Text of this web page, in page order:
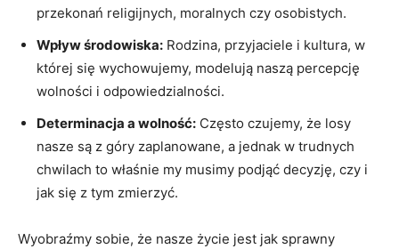
przekonań religijnych, moralnych czy osobistych.
Wpływ środowiska: Rodzina, przyjaciele i kultura, w
której się⁤ wychowujemy, modelują naszą percepcję
wolności i ⁣odpowiedzialności.
Determinacja a⁤ wolność: Często czujemy, że ⁣losy
nasze są z góry zaplanowane, a jednak w ‍trudnych
chwilach to właśnie ⁢my musimy podjąć decyzję, czy i
‌jak się ‍z tym zmierzyć.
Wyobraźmy sobie, ⁢że ‌nasze życie ‌jest ‍jak sprawny